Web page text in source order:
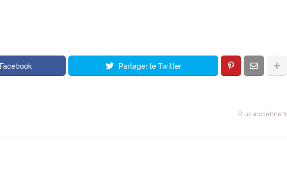
Partager le Twitter
Plus ancienne